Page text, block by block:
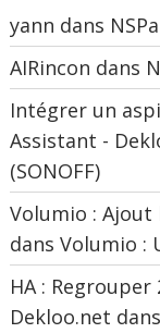
yann dans
AIRincon dans
Intégrer un
Assistant -
(SONOFF)
Volumio :
dansVolumio :
HA :
Dekloo.net dans